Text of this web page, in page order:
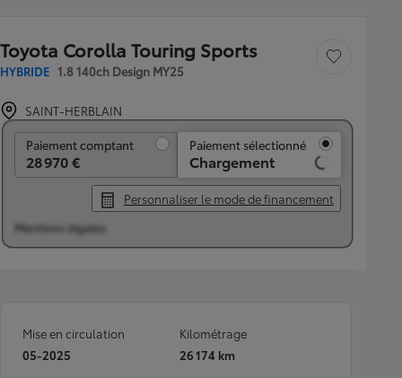
Toyota Corolla Touring Sports
HYBRIDE 1.8 140ch Design MY25
Sauvegarder le
SAINT-HERBLAIN
Paiement comptant
28 970 €
Paiement sélectionné
Chargement
Personnaliser le mode de financement
Mentions légales
Mise en circulation
05-2025
Kilométrage
26 174 km